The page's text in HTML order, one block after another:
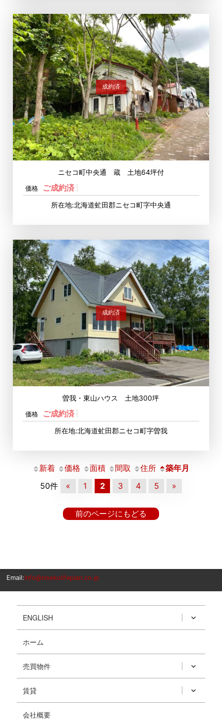
成約済
ニセコ町中央通 蔵 土地64坪付
価格 ご成約済
所在地:北海道虻田郡ニセコ町字中央通
成約済
曽我・東山ハウス 土地300坪
価格 ご成約済
所在地:北海道虻田郡ニセコ町字曽我
新着 価格 面積 間取 住所
築年月
50件
« 1 2 3 4 5 »
前のページにもどる
Email:info@nisekolifeplan.co.jp
ENGLISH
ホーム
売買物件
賃貸
会社概要